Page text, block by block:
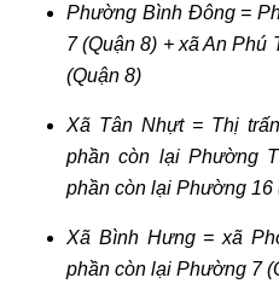
Phường Bình Đông =
7 (Quận 8) + xã An
(Quận 8)
Xã Tân Nhựt = Thị
phần còn lại Phường
phần còn lại Phường 16
Xã Bình Hưng = xã
phần còn lại Phường 7